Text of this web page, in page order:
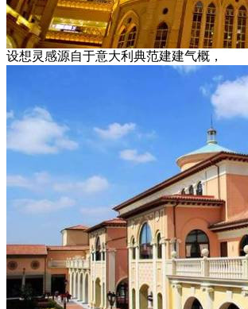
设想灵感源自于意大利典范建建气概，